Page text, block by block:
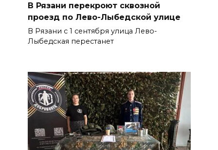
В Рязани перекроют сквозной
проезд по Лево-Лыбедской улице
В Рязани с 1 сентября улица Лево-
Лыбедская перестанет